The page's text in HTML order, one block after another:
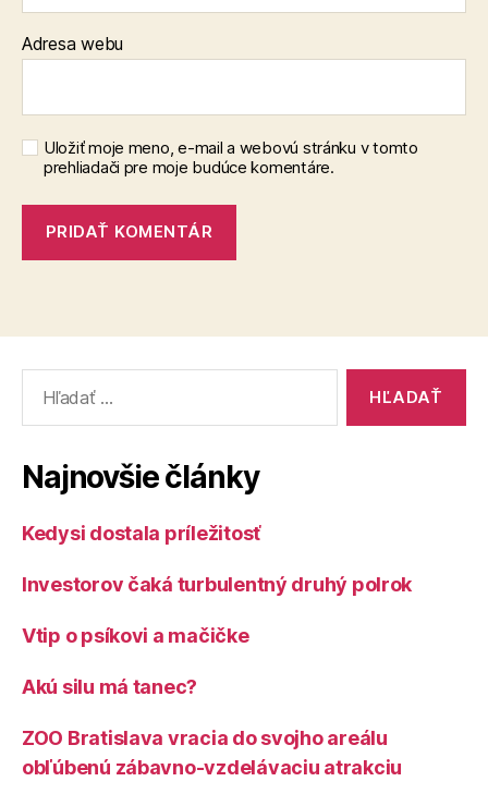
Adresa webu
Uložiť moje meno, e-mail a webovú stránku v tomto
prehliadači pre moje budúce komentáre.
Najnovšie články
Kedysi dostala príležitosť
Investorov čaká turbulentný druhý polrok
Vtip o psíkovi a mačičke
Akú silu má tanec?
ZOO Bratislava vracia do svojho areálu
obľúbenú zábavno-vzdelávaciu atrakciu